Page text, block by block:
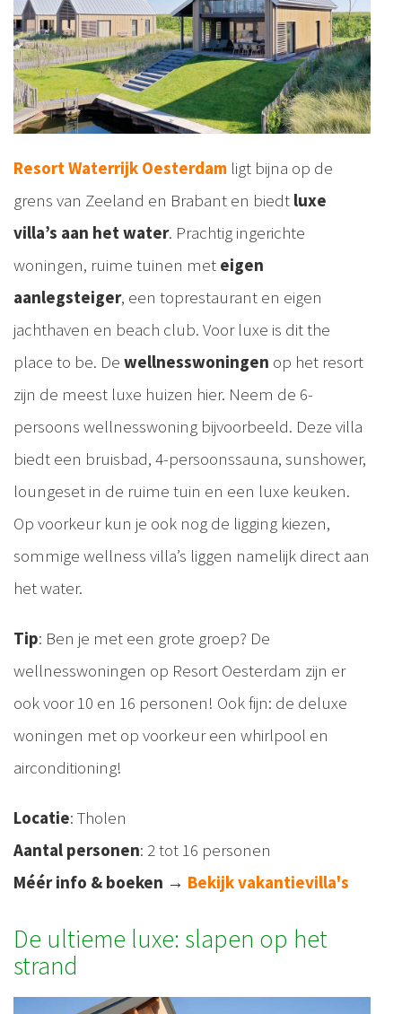
Resort Waterrijk Oesterdam ligt bijna op de
grens van Zeeland en Brabant en biedt luxe
villa’s aan het water. Prachtig ingerichte
woningen, ruime tuinen met eigen
aanlegsteiger, een toprestaurant en eigen
jachthaven en beach club. Voor luxe is dit the
place to be. De wellnesswoningen op het resort
zijn de meest luxe huizen hier. Neem de 6-
persoons wellnesswoning bijvoorbeeld. Deze villa
biedt een bruisbad, 4-persoonssauna, sunshower,
loungeset in de ruime tuin en een luxe keuken.
Op voorkeur kun je ook nog de ligging kiezen,
sommige wellness villa’s liggen namelijk direct aan
het water.
Tip: Ben je met een grote groep? De
wellnesswoningen op Resort Oesterdam zijn er
ook voor 10 en 16 personen! Ook fijn: de deluxe
woningen met op voorkeur een whirlpool en
airconditioning!
Locatie: Tholen
Aantal personen: 2 tot 16 personen
Méér info & boeken → Bekijk vakantievilla's
De ultieme luxe: slapen op het
strand